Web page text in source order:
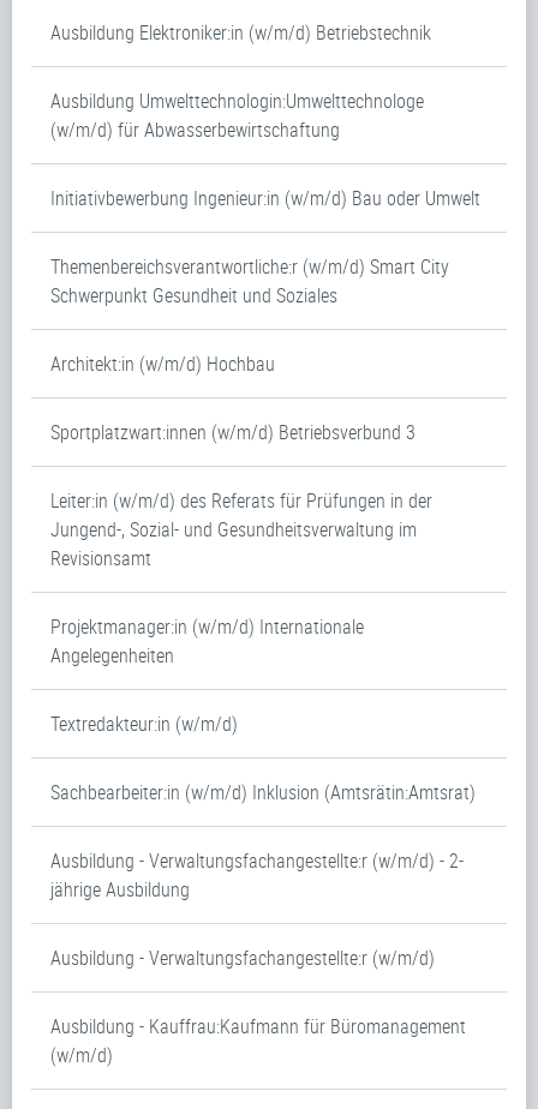
Ausbildung Elektroniker:in (w/m/d) Betriebstechnik
Ausbildung Umwelttechnologin:Umwelttechnologe
(w/m/d) für Abwasserbewirtschaftung
Initiativbewerbung Ingenieur:in (w/m/d) Bau oder Umwelt
Themenbereichsverantwortliche:r (w/m/d) Smart City
Schwerpunkt Gesundheit und Soziales
Architekt:in (w/m/d) Hochbau
Sportplatzwart:innen (w/m/d) Betriebsverbund 3
Leiter:in (w/m/d) des Referats für Prüfungen in der
Jungend-, Sozial- und Gesundheitsverwaltung im
Revisionsamt
Projektmanager:in (w/m/d) Internationale
Angelegenheiten
Textredakteur:in (w/m/d)
Sachbearbeiter:in (w/m/d) Inklusion (Amtsrätin:Amtsrat)
Ausbildung - Verwaltungsfachangestellte:r (w/m/d) - 2-
jährige Ausbildung
Ausbildung - Verwaltungsfachangestellte:r (w/m/d)
Ausbildung - Kauffrau:Kaufmann für Büromanagement
(w/m/d)